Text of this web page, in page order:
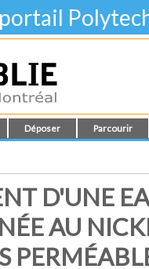
Déposer Parcourir
D'UNE
AU